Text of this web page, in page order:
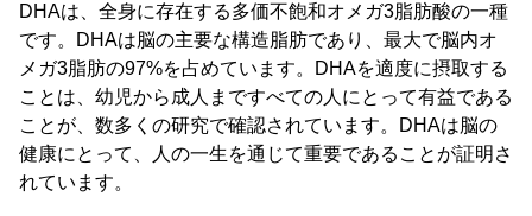
DHAは、全身に存在する多価不飽和オメガ3脂肪酸の一種
です。DHAは脳の主要な構造脂肪であり、最大で脳内オ
メガ3脂肪の97%を占めています。DHAを適度に摂取する
ことは、幼児から成人まですべての人にとって有益である
ことが、数多くの研究で確認されています。DHAは脳の
健康にとって、人の一生を通じて重要であることが証明さ
れています。